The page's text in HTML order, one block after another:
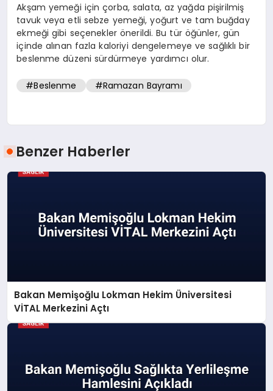
Akşam yemeği için çorba, salata, az yağda pişirilmiş
tavuk veya etli sebze yemeği, yoğurt ve tam buğday
ekmeği gibi seçenekler önerildi. Bu tür öğünler, gün
içinde alınan fazla kaloriyi dengelemeye ve sağlıklı bir
beslenme düzeni sürdürmeye yardımcı olur.
#Beslenme #Ramazan Bayramı
Benzer Haberler
Bakan Memişoğlu Lokman Hekim Üniversitesi
VİTAL Merkezini Açtı